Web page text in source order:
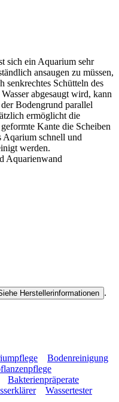
sich ein Aquarium sehr
ansaugen zu müssen,
senkrechtes Schütteln des
abgesaugt wird, kann
Bodengrund parallel
ermöglicht die
Kante die Scheiben
Aqarium schnell und
werden.
Aquarienwand
Herstellerinformationen .
Bodenreinigung
Bakterienpräperate
Wassertester